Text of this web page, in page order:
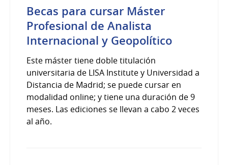
Becas para cursar Máster
Profesional de Analista
Internacional y Geopolítico
Este máster tiene doble titulación
universitaria de LISA Institute y Universidad a
Distancia de Madrid; se puede cursar en
modalidad online; y tiene una duración de 9
meses. Las ediciones se llevan a cabo 2 veces
al año.